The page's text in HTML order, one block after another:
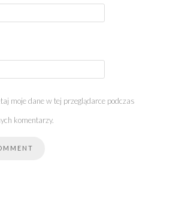
moje dane w tej przeglądarce podczas
komentarzy.